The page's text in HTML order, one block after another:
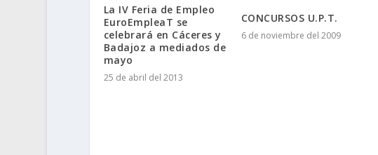
La IV Feria de Empleo
EuroEmpleaT se
celebrará en Cáceres y
Badajoz a mediados de
mayo
25 de abril del 2013
CONCURSOS U.P.T.
6 de noviembre del 2009